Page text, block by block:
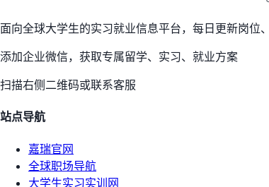
面向全球大学生的实习就业信息平台，每日更新岗位
添加企业微信，获取专属留学、实习、就业方案
扫描右侧二维码或联系客服
站点导航
嘉瑞官网
全球职场导航
大学生实习实训网